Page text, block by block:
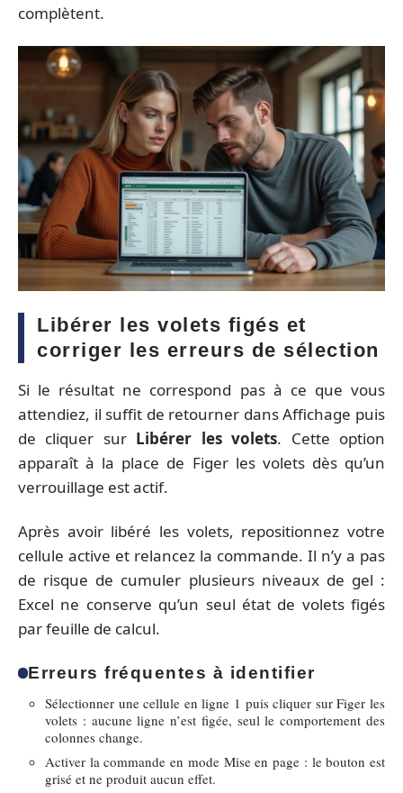
complètent.
Libérer les volets figés et
corriger les erreurs de sélection
Si le résultat ne correspond pas à ce que vous
attendiez, il suffit de retourner dans Affichage puis
de cliquer sur Libérer les volets. Cette option
apparaît à la place de Figer les volets dès qu’un
verrouillage est actif.
Après avoir libéré les volets, repositionnez votre
cellule active et relancez la commande. Il n’y a pas
de risque de cumuler plusieurs niveaux de gel :
Excel ne conserve qu’un seul état de volets figés
par feuille de calcul.
Erreurs fréquentes à identifier
Sélectionner une cellule en ligne 1 puis cliquer sur Figer les
volets : aucune ligne n’est figée, seul le comportement des
colonnes change.
Activer la commande en mode Mise en page : le bouton est
grisé et ne produit aucun effet.